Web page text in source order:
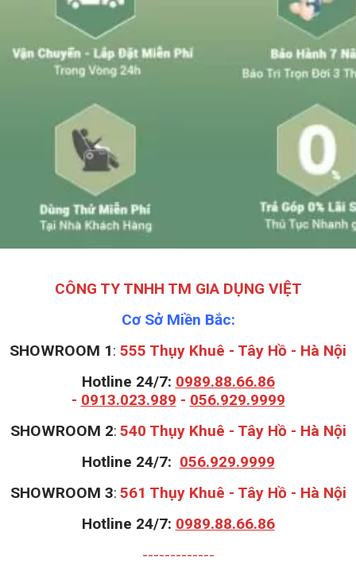
CÔNG TY TNHH TM GIA DỤNG VIỆT
Cơ Sở Miền Bắc:
SHOWROOM 1: 555 Thụy Khuê - Tây Hồ - Hà Nội
Hotline 24/7: 0989.88.66.86
- 0913.023.989 - 056.929.9999
SHOWROOM 2: 540 Thụy Khuê - Tây Hồ - Hà Nội
Hotline 24/7: 056.929.9999
SHOWROOM 3: 561 Thụy Khuê - Tây Hồ - Hà Nội
Hotline 24/7: 0989.88.66.86
-------------